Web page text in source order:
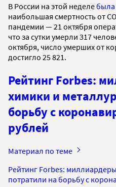
В России на этой неделебыла
наибольшая смертность от
пандемии — 21 октября
что за сутки умерли 317
октября, число умерших от
достигло 25 821.
Рейтинг Forbes:
химики и
борьбу с
рублей
Материал по теме
Рейтинг Forbes:
потратили на борьбу с